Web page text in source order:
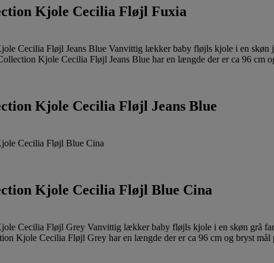
Kjole Cecilia Fløjl Fuxia
Kjole Cecilia Fløjl Jeans Blue
Kjole Cecilia Fløjl Blue Cina